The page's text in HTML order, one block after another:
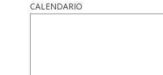
CALENDARIO